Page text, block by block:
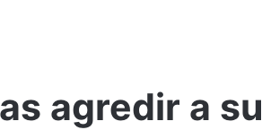
agredir a su